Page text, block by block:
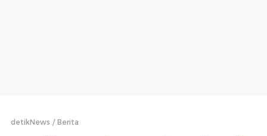
detikNews Berita